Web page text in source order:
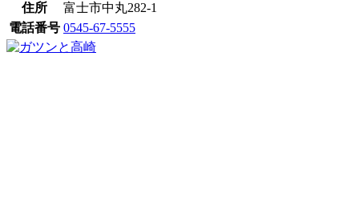
住所
富士市中丸282-1
電話番号 0545-67-5555